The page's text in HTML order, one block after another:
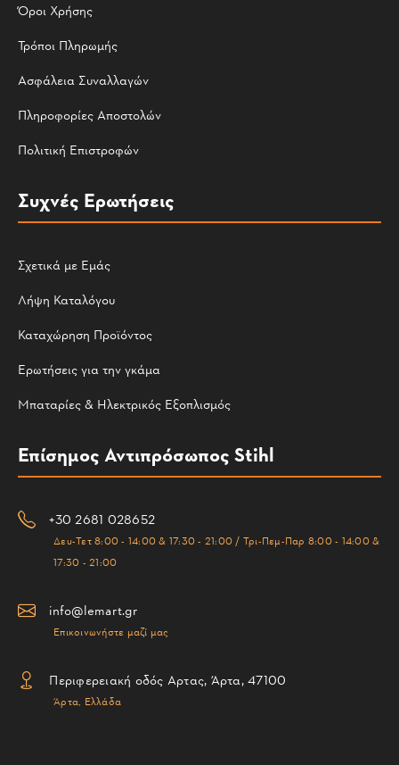
Όροι Χρήσης
Τρόποι Πληρωμής
Ασφάλεια Συναλλαγών
Πληροφορίες Αποστολών
Πολιτική Επιστροφών
Συχνές Ερωτήσεις
Σχετικά με Εμάς
Λήψη Καταλόγου
Καταχώρηση Προϊόντος
Ερωτήσεις για την γκάμα
Μπαταρίες & Ηλεκτρικός Εξοπλισμός
Επίσημος Αντιπρόσωπος Stihl
+30 2681 028652
Δευ-Τετ 8:00 - 14:00 & 17:30 - 21:00 / Τρι-Πεμ-Παρ 8:00 - 14:00 &
17:30 - 21:00
info@lemart.gr
Επικοινωνήστε μαζί μας
Περιφερειακή οδός Αρτας, Άρτα, 47100
Άρτα, Ελλάδα